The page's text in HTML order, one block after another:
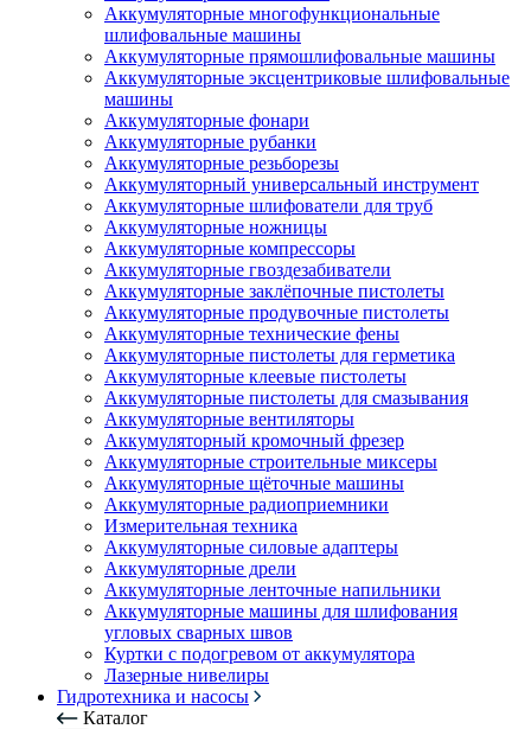
Аккумуляторные многофункциональные
шлифовальные машины
Аккумуляторные прямошлифовальные машины
Аккумуляторные эксцентриковые шлифовальные
машины
Аккумуляторные фонари
Аккумуляторные рубанки
Аккумуляторные резьборезы
Аккумуляторный универсальный инструмент
Аккумуляторные шлифователи для труб
Аккумуляторные ножницы
Аккумуляторные компрессоры
Аккумуляторные гвоздезабиватели
Аккумуляторные заклёпочные пистолеты
Аккумуляторные продувочные пистолеты
Аккумуляторные технические фены
Аккумуляторные пистолеты для герметика
Аккумуляторные клеевые пистолеты
Аккумуляторные пистолеты для смазывания
Аккумуляторные вентиляторы
Аккумуляторный кромочный фрезер
Аккумуляторные строительные миксеры
Аккумуляторные щёточные машины
Аккумуляторные радиоприемники
Измерительная техника
Аккумуляторные силовые адаптеры
Аккумуляторные дрели
Аккумуляторные ленточные напильники
Аккумуляторные машины для шлифования
угловых сварных швов
Куртки с подогревом от аккумулятора
Лазерные нивелиры
Гидротехника и насосы
Каталог